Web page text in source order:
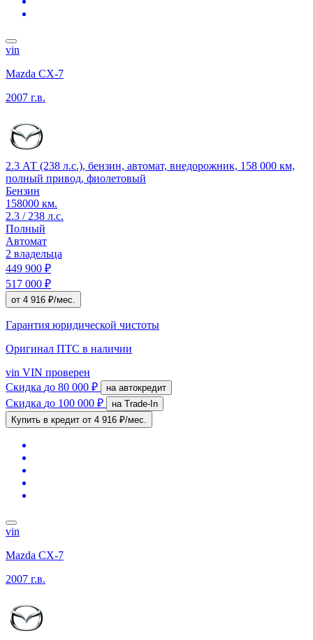
vin
Mazda CX-7
2007 г.в.
2.3 АТ (238 л.с.), бензин, автомат, внедорожник, 158 000 км,
полный привод, фиолетовый
Бензин
158000 км.
2.3 / 238 л.с.
Полный
Автомат
2 владельца
449 900 ₽
517 000 ₽
от 4 916 ₽/мес.
Гарантия юридической чистоты
Оригинал ПТС в наличии
vin VIN проверен
Скидка до 80 000 ₽ на автокредит
Скидка до 100 000 ₽
на Trade-In
Купить в кредит от 4 916 ₽/мес.
vin
Mazda CX-7
2007 г.в.